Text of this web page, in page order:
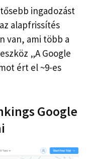
ingadozást
alapfrissítés
van, ami több a
„A Google
ért el ~9-es
Google